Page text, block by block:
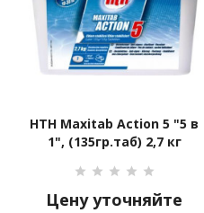
HTH Maxitab Action 5 "5 в
1", (135гр.таб) 2,7 кг
Цену уточняйте